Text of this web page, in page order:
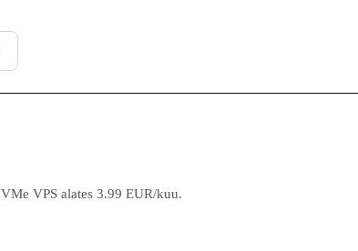
VPS alates 3.99 EUR/kuu.